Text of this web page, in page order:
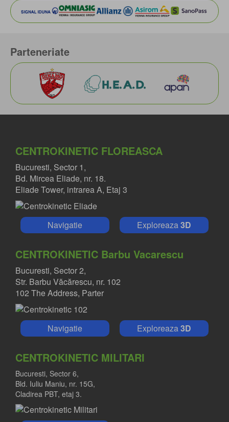
Parteneriate
CENTROKINETIC FLOREASCA
Bucuresti, Sector 1,
Bd. Mircea Eliade, nr. 18.
Eliade Tower, intrarea A, Etaj 3
Navigatie Exploreaza3D
CENTROKINETIC Barbu Vacarescu
Bucuresti, Sector 2,
Str. Barbu Văcărescu, nr. 102
102 The Address, Parter
Navigatie Exploreaza3D
CENTROKINETIC MILITARI
Bucuresti, Sector 6,
Bld. Iuliu Maniu, nr. 15G,
Cladirea PBT, etaj 3.